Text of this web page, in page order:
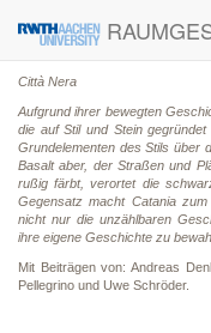
Città Nera
Aufgrund ihrer bewegten
die auf Stil und Stein
Grundelementen des Stils über
Basalt aber, der Straßen und
rußig färbt, verortet die
Gegensatz macht Catania
nicht nur die unzählbaren
ihre eigene Geschichte zu
Mit Beiträgen von: Andreas
Pellegrino und Uwe Schröder.